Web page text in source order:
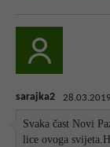
sarajka2
Svaka čast Novi
lice ovoga